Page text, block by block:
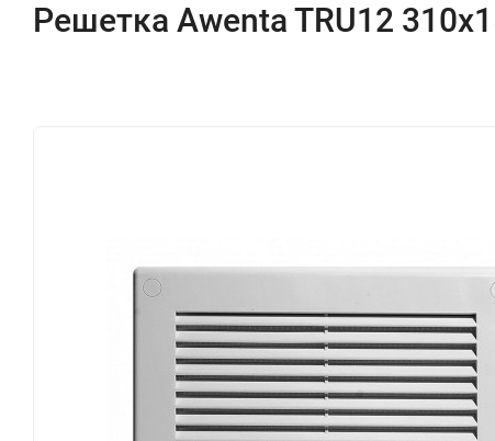
Решетка Awenta TRU12